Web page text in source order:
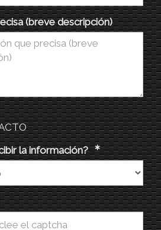
(breve descripción)
la información?